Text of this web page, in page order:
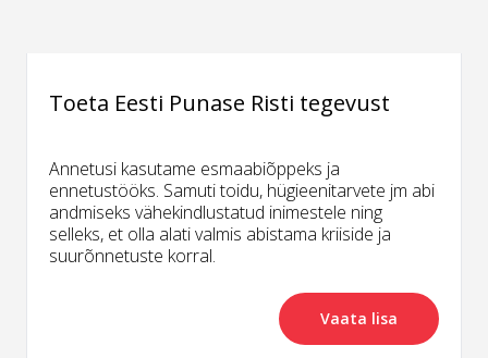
Toeta Eesti Punase Risti tegevust
Annetusi kasutame esmaabiõppeks ja
ennetustööks. Samuti toidu, hügieenitarvete jm abi
andmiseks vähekindlustatud inimestele ning
selleks, et olla alati valmis abistama kriiside ja
suurõnnetuste korral.
Vaata lisa